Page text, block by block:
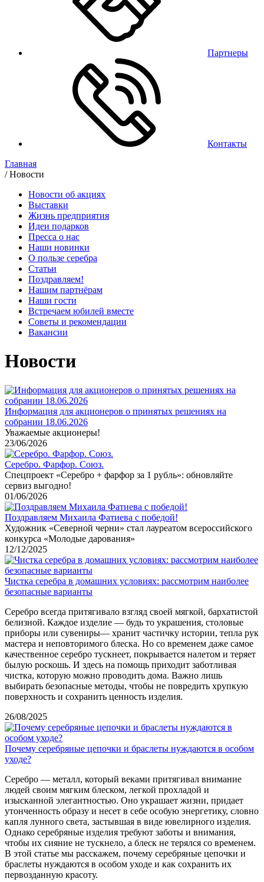
Партнеры
Контакты
Главная
/Новости
Новости об акциях
Выставки
Жизнь предприятия
Идеи подарков
Пресса о нас
Наши новинки
О пользе серебра
Статьи
Поздравляем!
Нашим партнёрам
Наши гости
Встречаем юбилей вместе
Советы и рекомендации
Вакансии
Новости
Информация для акционеров о принятых решениях на
собрании 18.06.2026
Уважаемые акционеры!
23/06/2026
Серебро. Фарфор. Союз.
Спецпроект «Серебро + фарфор за 1 рубль»: обновляйте
сервиз выгодно!
01/06/2026
Поздравляем Михаила Фатиева c победой!
Художник «Северной черни» стал лауреатом всероссийского
конкурса «Молодые дарования»
12/12/2025
Чистка серебра в домашних условиях: рассмотрим наиболее
безопасные варианты
Серебро всегда притягивало взгляд своей мягкой, бархатистой
белизной. Каждое изделие — будь то украшения, столовые
приборы или сувениры— хранит частичку истории, тепла рук
мастера и неповторимого блеска. Но со временем даже самое
качественное серебро тускнеет, покрывается налетом и теряет
былую роскошь. И здесь на помощь приходит заботливая
чистка, которую можно проводить дома. Важно лишь
выбирать безопасные методы, чтобы не повредить хрупкую
поверхность и сохранить ценность изделия.
26/08/2025
Почему серебряные цепочки и браслеты нуждаются в особом
уходе?
Серебро — металл, который веками притягивал внимание
людей своим мягким блеском, легкой прохладой и
изысканной элегантностью. Оно украшает жизни, придает
утонченность образу и несет в себе особую энергетику, словно
капля лунного света, застывшая в виде ювелирного изделия.
Однако серебряные изделия требуют заботы и внимания,
чтобы их сияние не тускнело, а блеск не терялся со временем.
В этой статье мы расскажем, почему серебряные цепочки и
браслеты нуждаются в особом уходе и как сохранить их
первозданную красоту.